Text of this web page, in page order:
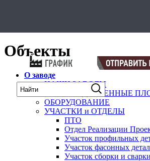
Объекты
О заводе
НАШИ ЗАВОДЫ
ПРОИЗВОДСТВЕННЫЕ
ОБОРУДОВАНИЕ
УЧАСТКИ и ОТДЕЛЫ
ПТО
Отдел Реализации
Участок профильных
Участок фасонных
Участок сборки и сварки